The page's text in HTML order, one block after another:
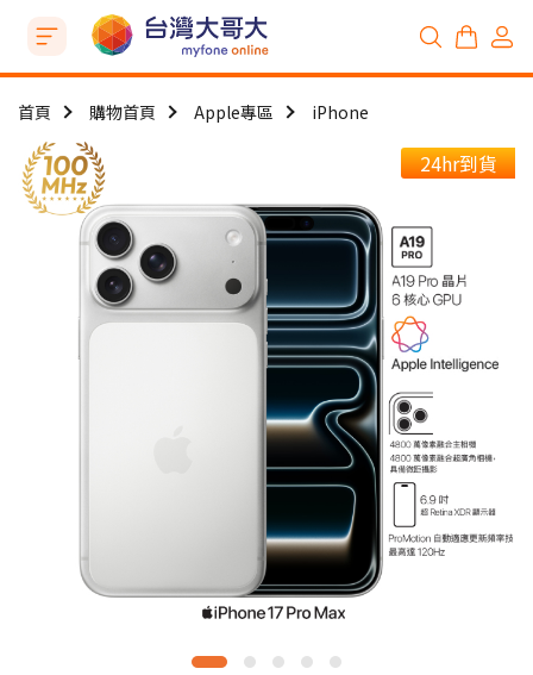
首頁 購物首頁 Apple專區 iPhone
24hr到貨